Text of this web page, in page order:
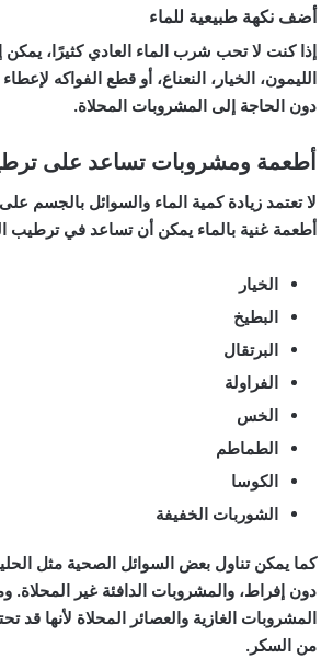
أضف نكهة طبيعية للماء
إذا كنت لا تحب شرب الماء العادي كثيرًا،
الليمون، الخيار، النعناع، أو قطع الفواكه
دون الحاجة إلى المشروبات المحلاة.
أطعمة ومشروبات تساعد على
لا تعتمد زيادة كمية الماء والسوائل بالجسم
أطعمة غنية بالماء يمكن أن تساعد في ترطيب
الخيار
البطيخ
البرتقال
الفراولة
الخس
الطماطم
الكوسا
الشوربات الخفيفة
كما يمكن تناول بعض السوائل الصحية مثل
دون إفراط، والمشروبات الدافئة غير المحلاة.
المشروبات الغازية والعصائر المحلاة لأنها قد
من السكر.